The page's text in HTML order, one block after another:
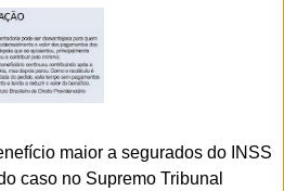
maior a segurados do INSS
caso no Supremo Tribunal